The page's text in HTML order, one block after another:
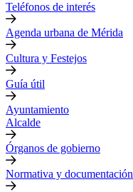
Teléfonos de interés
Agenda urbana de Mérida
Cultura y Festejos
Guía útil
Ayuntamiento
Alcalde
Órganos de gobierno
Normativa y documentación